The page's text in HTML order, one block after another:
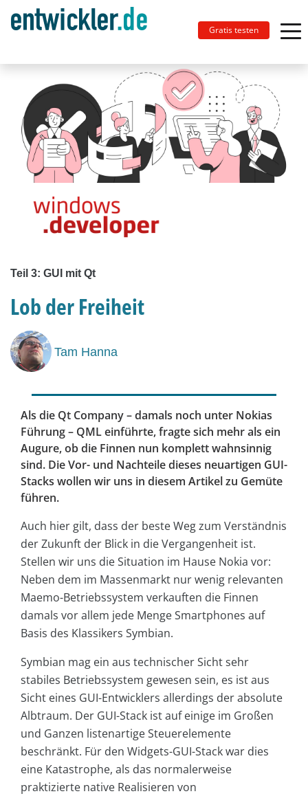
Gratis testen
Teil 3: GUI mit Qt
Lob der Freiheit
Tam Hanna
Als die Qt Company – damals noch unter Nokias
Führung – QML einführte, fragte sich mehr als ein
Augure, ob die Finnen nun komplett wahnsinnig
sind. Die Vor- und Nachteile dieses neuartigen GUI-
Stacks wollen wir uns in diesem Artikel zu Gemüte
führen.
Auch hier gilt, dass der beste Weg zum Verständnis
der Zukunft der Blick in die Vergangenheit ist.
Stellen wir uns die Situation im Hause Nokia vor:
Neben dem im Massenmarkt nur wenig relevanten
Maemo-Betriebssystem verkauften die Finnen
damals vor allem jede Menge Smartphones auf
Basis des Klassikers Symbian.
Symbian mag ein aus technischer Sicht sehr
stabiles Betriebssystem gewesen sein, es ist aus
Sicht eines GUI-Entwicklers allerdings der absolute
Albtraum. Der GUI-Stack ist auf einige im Großen
und Ganzen listenartige Steuerelemente
beschränkt. Für den Widgets-GUI-Stack war dies
eine Katastrophe, als das normalerweise
praktizierte native Realisieren von